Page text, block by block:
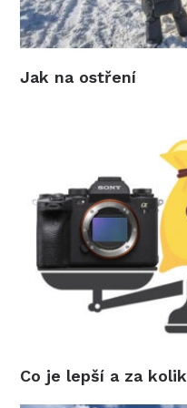
Jak na ostření
Co je lepší a za kolik